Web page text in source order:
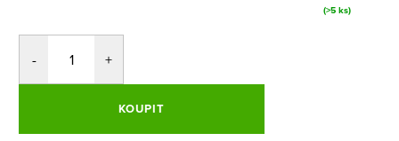
(>5 ks)
KOUPIT